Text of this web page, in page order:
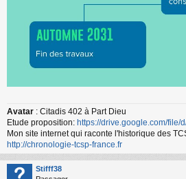
Avatar : Citadis 402 à Part Dieu
Etude proposition: https://drive.google.com/file/
Mon site internet qui raconte l'historique des
http://chronologie-tcsp-france.fr
Stifff38